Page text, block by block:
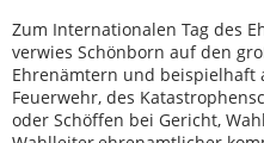
Zum Internationalen Tag des
verwies Schönborn auf den
Ehrenämtern und
Feuerwehr, des
oder Schöffen bei Gericht,